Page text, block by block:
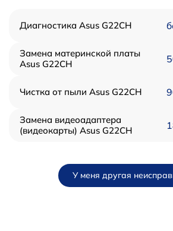
Диагностика Asus G22CH
Замена материнской платы
Asus G22CH
Чистка от пыли Asus G22CH
Замена видеоадаптера
(видеокарты) Asus G22CH
У меня другая